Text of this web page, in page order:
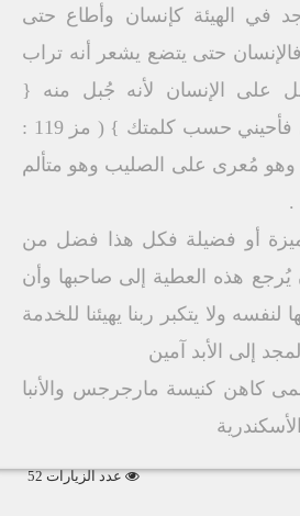
في الهيئة كإنسان وأطاع حتى
حتى يتضع يشعر أنه تراب
على الإنسان لأنه جُبل منه {
لصقت بالتراب نفسي فأحيني حسب كلمتك } ( مز 119 :
وهو مُعرى على الصليب وهو متألم
.
ميزة أو فضيلة فكل هذا فضل من
يُرجع هذه العطية إلى صاحبها وأن
لنفسه ولا يتكبر ربنا يهيئنا للخدمة
إلى الأبد آمين
كاهن كنيسة مارجرجس والأنبا
عدد الزيارات 52